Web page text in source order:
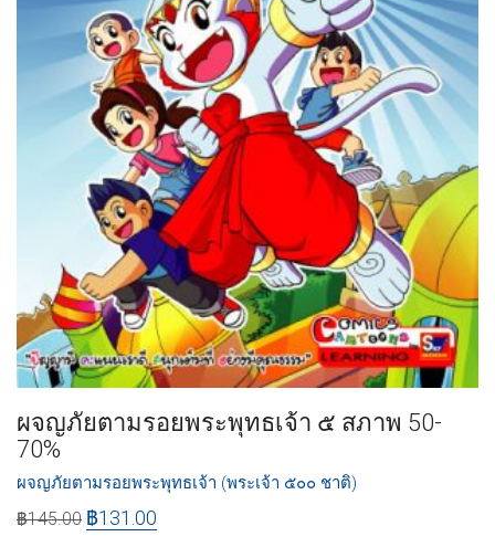
ผจญภัยตามรอยพระพุทธเจ้า ๕ สภาพ 50-
70%
ผจญภัยตามรอยพระพุทธเจ้า (พระเจ้า ๕๐๐ ชาติ)
฿145.00 ฿131.00